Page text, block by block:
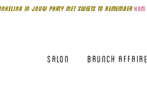
IN JOUW PARTY MET SWEETS TO REMEMBer kom
Salon Brunch Affaire